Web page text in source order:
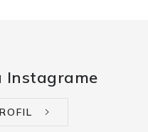
Instagrame